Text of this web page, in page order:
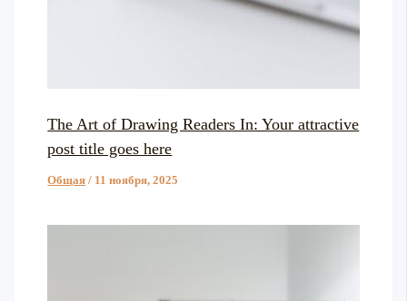
The Art of Drawing Readers In: Your attractive
post title goes here
Общая / 11 ноября, 2025